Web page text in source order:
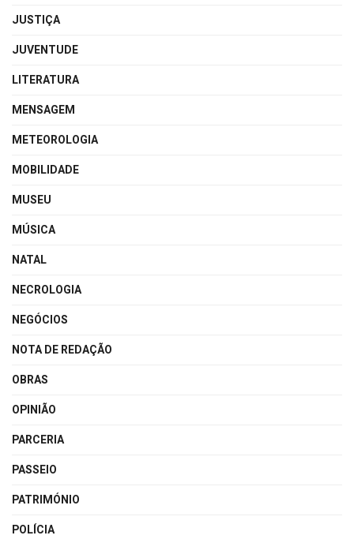
JUSTIÇA
JUVENTUDE
LITERATURA
MENSAGEM
METEOROLOGIA
MOBILIDADE
MUSEU
MÚSICA
NATAL
NECROLOGIA
NEGÓCIOS
NOTA DE REDAÇÃO
OBRAS
OPINIÃO
PARCERIA
PASSEIO
PATRIMÓNIO
POLÍCIA